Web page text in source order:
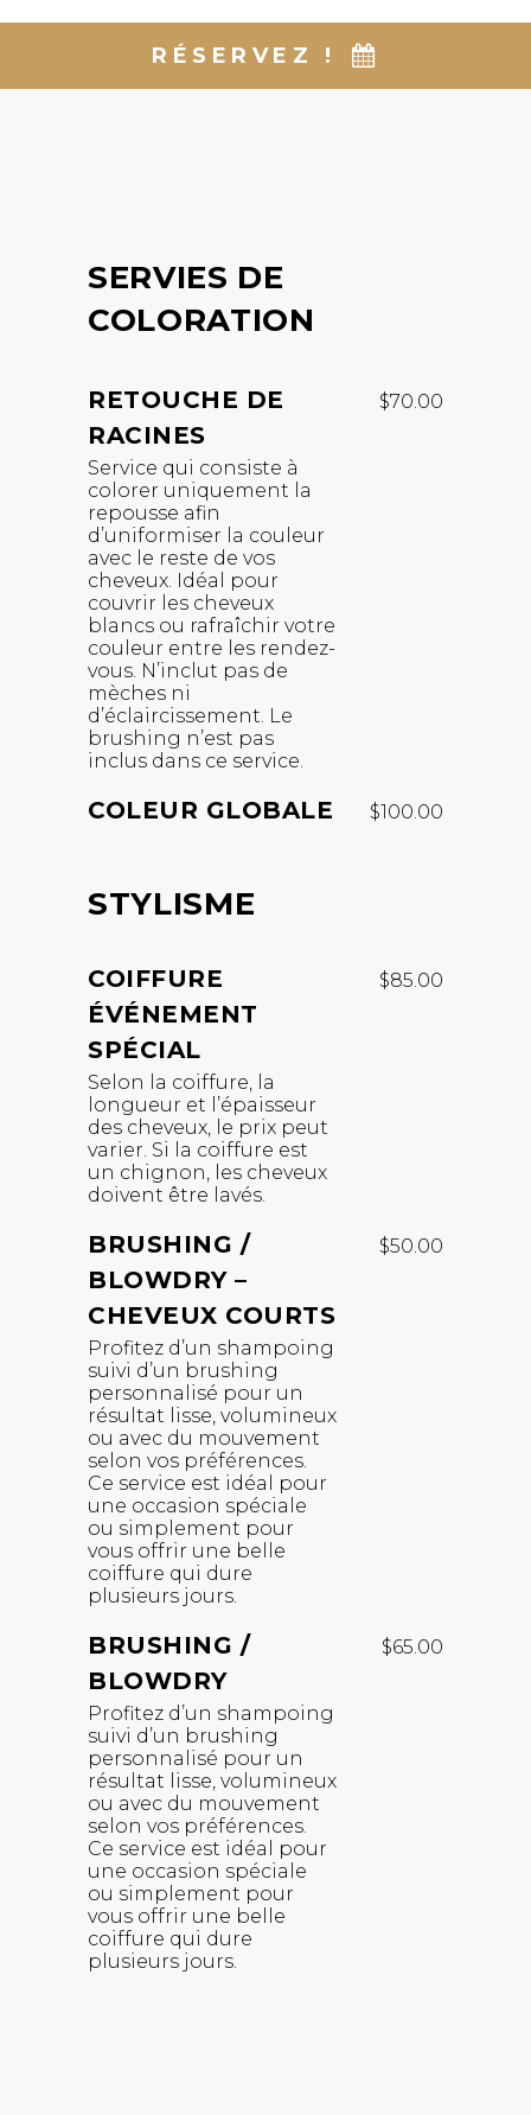
RÉSERVEZ !
SERVIES DE
COLORATION
RETOUCHE DE
RACINES
$70.00
Service qui consiste à
colorer uniquement la
repousse afin
d’uniformiser la couleur
avec le reste de vos
cheveux. Idéal pour
couvrir les cheveux
blancs ou rafraîchir votre
couleur entre les rendez-
vous. N’inclut pas de
mèches ni
d’éclaircissement. Le
brushing n’est pas
inclus dans ce service.
COLEUR GLOBALE $100.00
STYLISME
COIFFURE
ÉVÉNEMENT
SPÉCIAL
$85.00
Selon la coiffure, la
longueur et l’épaisseur
des cheveux, le prix peut
varier. Si la coiffure est
un chignon, les cheveux
doivent être lavés.
BRUSHING /
BLOWDRY –
CHEVEUX COURTS
$50.00
Profitez d’un shampoing
suivi d’un brushing
personnalisé pour un
résultat lisse, volumineux
ou avec du mouvement
selon vos préférences.
Ce service est idéal pour
une occasion spéciale
ou simplement pour
vous offrir une belle
coiffure qui dure
plusieurs jours.
BRUSHING /
BLOWDRY
$65.00
Profitez d’un shampoing
suivi d’un brushing
personnalisé pour un
résultat lisse, volumineux
ou avec du mouvement
selon vos préférences.
Ce service est idéal pour
une occasion spéciale
ou simplement pour
vous offrir une belle
coiffure qui dure
plusieurs jours.